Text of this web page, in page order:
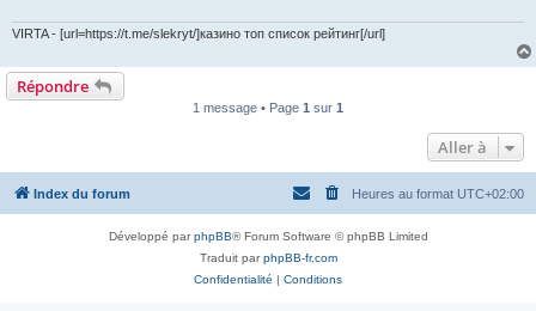
VIRTA - [url=https://t.me/slekryt/]казино топ список рейтинг[/url]
Répondre
1 message • Page 1 sur 1
Aller à
Index du forum Heures au format UTC+02:00
Développé parphpBB® Forum Software © phpBB Limited
Traduit parphpBB-fr.com
Confidentialité | Conditions